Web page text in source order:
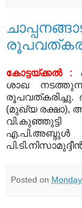
കോട്ടയ്ക്കല്‍ :
ശാഖ
രൂപവത്കരിച്ചു.
(മുഖ്യ
Posted on